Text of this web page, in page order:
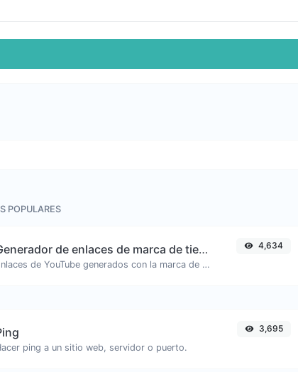
POPULARES
Generador de enlaces de marca de tiempo de YouTube
Enlaces de YouTube generados con la marca de tiempo de inicio exacta, útiles para usuarios móviles.
4,634
ping a un sitio web, servidor o puerto.
3,695